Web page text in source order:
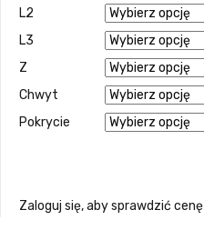
L2
L3
Z
Chwyt
Pokrycie
Zaloguj się, aby sprawdzić cenę